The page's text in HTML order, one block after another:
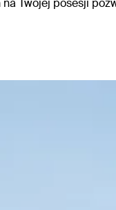
Twojej posesji